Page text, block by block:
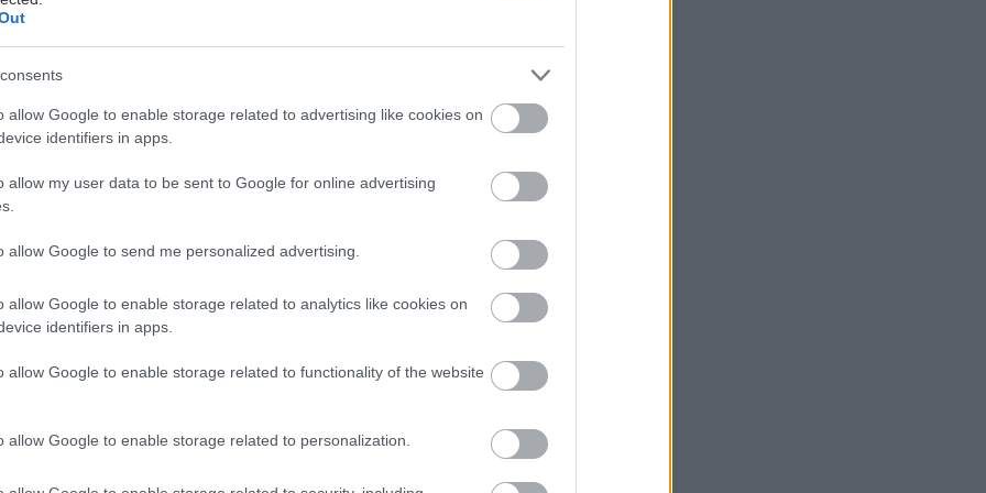
allow Google to enable storage related to advertising like cookies on
identifiers in apps.
allow my user data to be sent to Google for online advertising
allow Google to send me personalized advertising.
allow Google to enable storage related to analytics like cookies on
identifiers in apps.
allow Google to enable storage related to functionality of the website
allow Google to enable storage related to personalization.
παρουσιάστηκε το ολοκαίνουριο «κυκλαδικό» μενού στο
του Μουσείου Κυκλαδικής Τέχνης, φέρνοντας στην καρδιά της
αρώματα από τα ελληνικά νησιά. Ο κομψός και λιτός χώρος
τον κυκλαδικό πολιτισμό με την ζωή στην σύγχρονη πόλη, με
brunch, καφέ ή μεσημεριανό.
επιμελείται με προσοχή η Begnis Catering, και όλες αποτελούν
προτάσεις. Πολύ λεπτές φέτες από πεντανόστιμο λαβράκι
χυμό πορτοκαλιού και τζίντζερ, βελουτέ σούπες λαχανικών και η
σαλάτα με σύκο, σταφίδες και ψητό χαλούμι, είναι λίγες
κυκλαδίτικες επιλογές μας. Για ένα πιο… απλοϊκό αλλά
σνακ, παραγγέλνουμε μέσα από την μεγάλη ποικιλία σάντουιτς με